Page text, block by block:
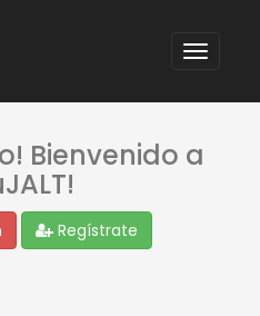
Bienvenido a
Regístrate